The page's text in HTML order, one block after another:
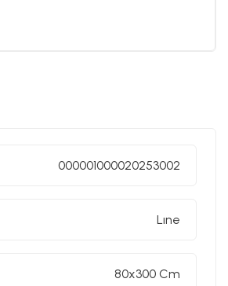
000001000020253002
Lıne
80x300 Cm